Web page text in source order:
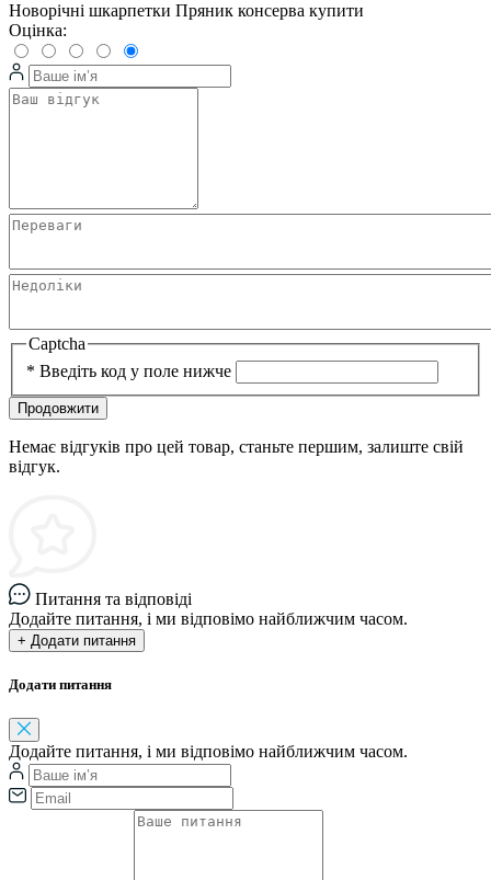
Новорічні шкарпетки Пряник консерва купити
Оцінка:
Captcha
* Введіть код у поле нижче
Продовжити
Немає відгуків про цей товар, станьте першим, залиште свій
відгук.
Питання та відповіді
Додайте питання, і ми відповімо найближчим часом.
+ Додати питання
Додати питання
Додайте питання, і ми відповімо найближчим часом.